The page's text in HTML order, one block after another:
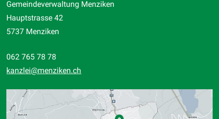
Gemeindeverwaltung Menziken
Hauptstrasse 42
5737 Menziken
062 765 78 78
kanzlei@menziken.ch
Standort